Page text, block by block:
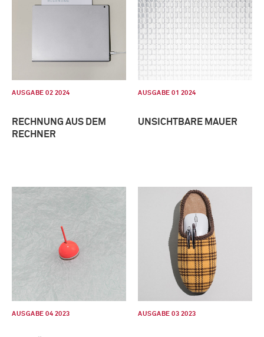
AUSGABE 02 2024
RECHNUNG AUS DEM
RECHNER
AUSGABE 01 2024
UNSICHTBARE MAUER
AUSGABE 04 2023 AUSGABE 03 2023